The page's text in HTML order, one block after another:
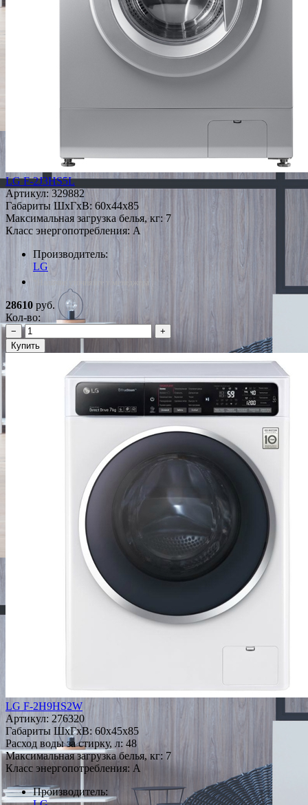
LG F-2J3HS5L
Артикул:329882
Габариты ШxГxВ: 60x44x85
Максимальная загрузка белья, кг: 7
Класс энергопотребления: A
Производитель:
LG
*Наличие уточняйте у менеджера
28610 руб.
Кол-во:
−
+
Купить
LG F-2H9HS2W
Артикул: 276320
Габариты ШxГxВ: 60x45x85
Расход воды за стирку, л: 48
Максимальная загрузка белья, кг: 7
Класс энергопотребления: A
Производитель: